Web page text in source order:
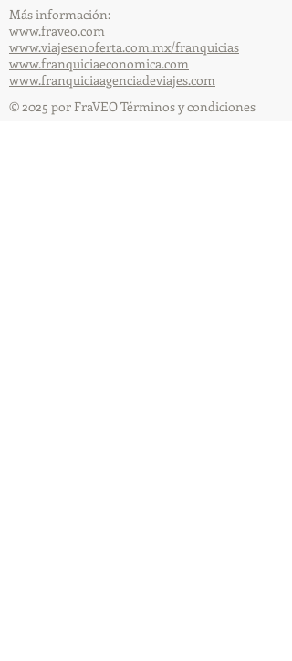
Más información:
www.fraveo.com
www.viajesenoferta.com.mx/franquicias
www.franquiciaeconomica.com
www.franquiciaagenciadeviajes.com
© 2025 por FraVEO Términos y condiciones